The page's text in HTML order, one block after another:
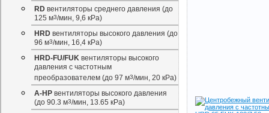
RD вентиляторы среднего давления (до
125 м3/мин, 9,6 кРа)
HRD вентиляторы высокого давления (до
96 м3/мин, 16,4 кРа)
HRD-FU/FUK вентиляторы высокого
давления с частотным
преобразователем (до 97 м3/мин, 20 кРа)
A-HP вентиляторы высокого давления
(до 90.3 м3/мин, 13.65 кРа)